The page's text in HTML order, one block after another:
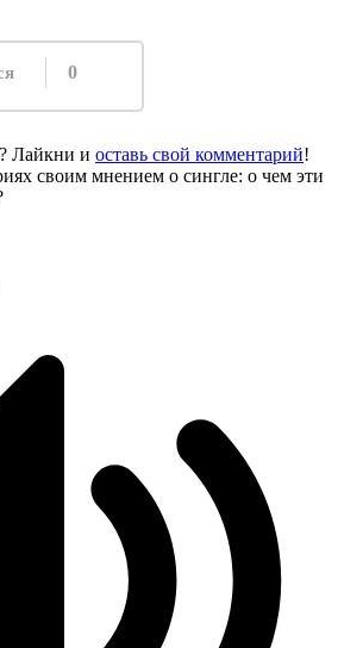
0
Лайкни и оставь свой комментарий!
своим мнением о сингле: о чем эти